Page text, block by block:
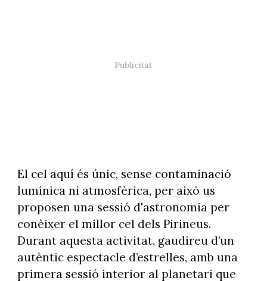
El cel aquí és únic, sense contaminació
lumínica ni atmosfèrica, per això us
proposen una sessió d'astronomia per
conèixer el millor cel dels Pirineus.
Durant aquesta activitat, gaudireu d’un
autèntic espectacle d’estrelles, amb una
primera sessió interior al planetari que